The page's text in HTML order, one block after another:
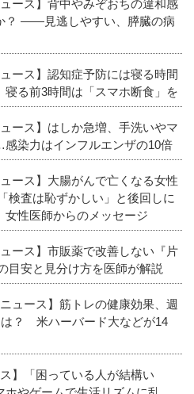
ース】背中やみぞおちの違和感
？ ――見逃しやすい、膵臓の病
ース】認知症予防には寝る時間
寝る前3時間は「スマホ断食」を
ース】はしか急増、手洗いやマ
染力はインフルエンザの10倍
ース】大腸がんで亡くなる女性
検査は恥ずかしい」と後回しに
女性医師からのメッセージ
ース】市販薬で改善しない『片
目安と見分け方を医師が解説
ュース】筋トレの健康効果、週
？ 米ハーバード大などが14
】「困っている人が結構い